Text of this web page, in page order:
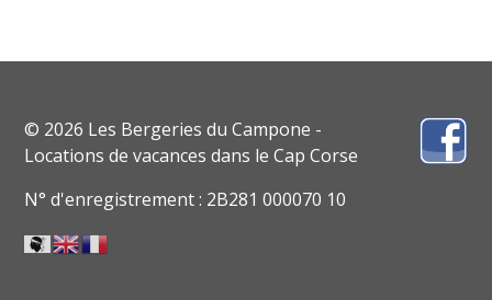
© 2026 Les Bergeries du Campone -
Locations de vacances dans le Cap Corse
N° d'enregistrement : 2B281 000070 10